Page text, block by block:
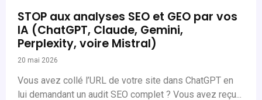
STOP aux analyses SEO et GEO par vos
IA (ChatGPT, Claude, Gemini,
Perplexity, voire Mistral)
20 mai 2026
Vous avez collé l’URL de votre site dans ChatGPT en
lui demandant un audit SEO complet ? Vous avez reçu...